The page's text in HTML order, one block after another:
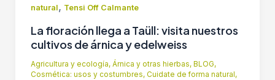
natural, Tensi Off Calmante
La floración llega a Taüll: visita nuestros
cultivos de árnica y edelweiss
Agricultura y ecología, Árnica y otras hierbas, BLOG,
Cosmética: usos y costumbres, Cuidate de forma natural ,